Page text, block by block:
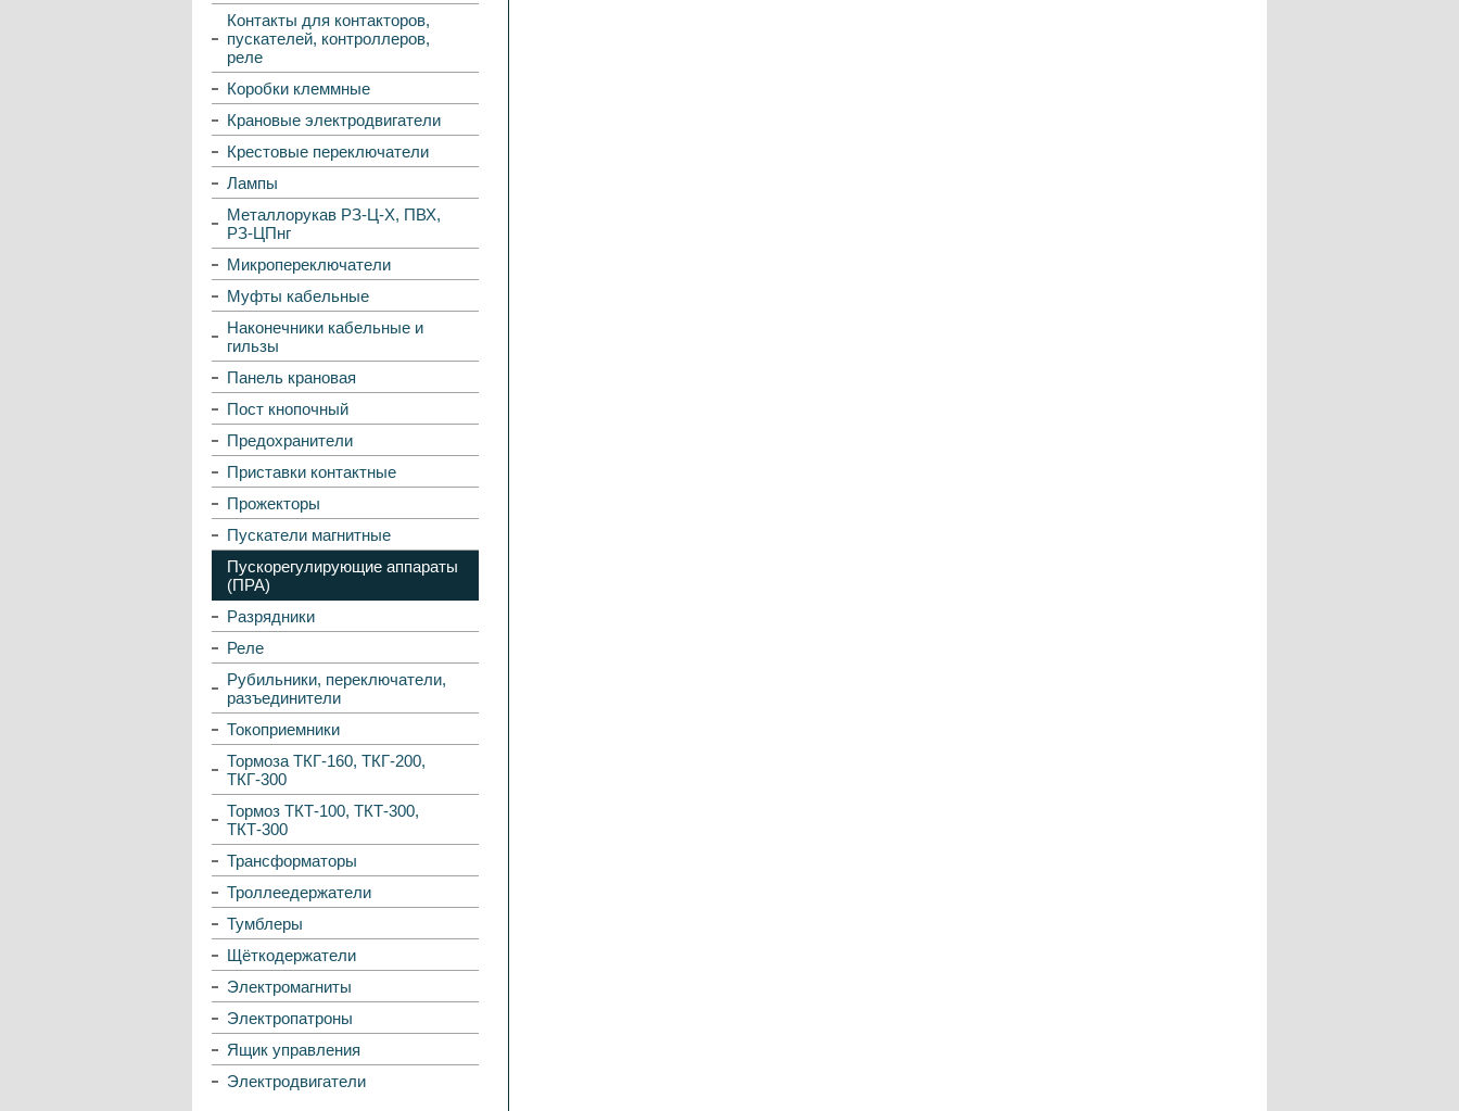
Контакты для контакторов,
пускателей, контроллеров,
реле
Коробки клеммные
Крановые электродвигатели
Крестовые переключатели
Лампы
Металлорукав РЗ-Ц-Х, ПВХ,
РЗ-ЦПнг
Микропереключатели
Муфты кабельные
Наконечники кабельные и
гильзы
Панель крановая
Пост кнопочный
Предохранители
Приставки контактные
Прожекторы
Пускатели магнитные
Пускорегулирующие аппараты
(ПРА)
Разрядники
Реле
Рубильники, переключатели,
разъединители
Токоприемники
Тормоза ТКГ-160, ТКГ-200,
ТКГ-300
Тормоз ТКТ-100, ТКТ-300,
ТКТ-300
Трансформаторы
Троллеедержатели
Тумблеры
Щёткодержатели
Электромагниты
Электропатроны
Ящик управления
Электродвигатели